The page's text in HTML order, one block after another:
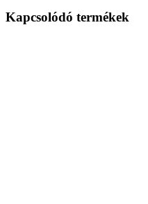
Kapcsolódó termékek